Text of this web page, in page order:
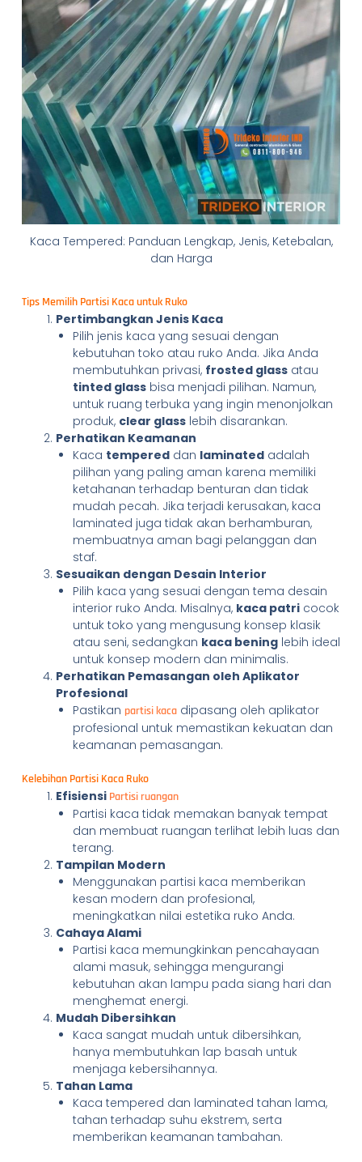
Kaca Tempered: Panduan Lengkap, Jenis, Ketebalan,
dan Harga
Tips Memilih Partisi Kaca untuk Ruko
Pertimbangkan Jenis Kaca
Pilih jenis kaca yang sesuai dengan
kebutuhan toko atau ruko Anda. Jika Anda
membutuhkan privasi, frosted glassatau
tinted glassbisa menjadi pilihan. Namun,
untuk ruang terbuka yang ingin menonjolkan
produk, clear glasslebih disarankan.
Perhatikan Keamanan
Kaca tempereddan laminatedadalah
pilihan yang paling aman karena memiliki
ketahanan terhadap benturan dan tidak
mudah pecah. Jika terjadi kerusakan, kaca
laminated juga tidak akan berhamburan,
membuatnya aman bagi pelanggan dan
staf.
Sesuaikan dengan Desain Interior
Pilih kaca yang sesuai dengan tema desain
interior ruko Anda. Misalnya, kaca patricocok
untuk toko yang mengusung konsep klasik
atau seni, sedangkan kaca beninglebih ideal
untuk konsep modern dan minimalis.
Perhatikan Pemasangan oleh Aplikator
Profesional
Pastikan partisi kacadipasang oleh aplikator
profesional untuk memastikan kekuatan dan
keamanan pemasangan.
Kelebihan Partisi Kaca Ruko
Efisiensi Partisi ruangan
Partisi kaca tidak memakan banyak tempat
dan membuat ruangan terlihat lebih luas dan
terang.
Tampilan Modern
Menggunakan partisi kaca memberikan
kesan modern dan profesional,
meningkatkan nilai estetika ruko Anda.
Cahaya Alami
Partisi kaca memungkinkan pencahayaan
alami masuk, sehingga mengurangi
kebutuhan akan lampu pada siang hari dan
menghemat energi.
Mudah Dibersihkan
Kaca sangat mudah untuk dibersihkan,
hanya membutuhkan lap basah untuk
menjaga kebersihannya.
Tahan Lama
Kaca tempered dan laminated tahan lama,
tahan terhadap suhu ekstrem, serta
memberikan keamanan tambahan.